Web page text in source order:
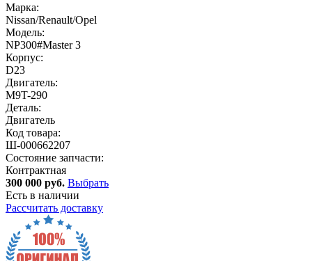
Марка:
Nissan/Renault/Opel
Модель:
NP300#Master 3
Корпус:
D23
Двигатель:
M9T-290
Деталь:
Двигатель
Код товара:
Ш-000662207
Состояние запчасти:
Контрактная
300 000 руб. Выбрать
Есть в наличии
Рассчитать доставку